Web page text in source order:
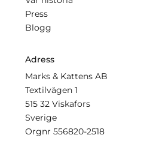
Press
Blogg
Adress
Marks & Kattens AB
Textilvägen 1
515 32 Viskafors
Sverige
Orgnr 556820-2518